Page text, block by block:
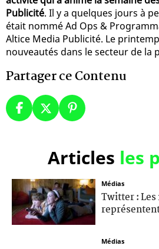
Publicité. Il y a quelques jours à
était nommé Ad Ops &
Altice Media Publicité. Le
nouveautés dans le secteur de la
Partager ce Contenu
Articles les
Médias
Twitter : Les
Médias